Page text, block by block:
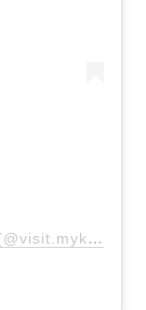
Ein Beitrag geteilt von Visit Mykonos (@visit.mykonos)